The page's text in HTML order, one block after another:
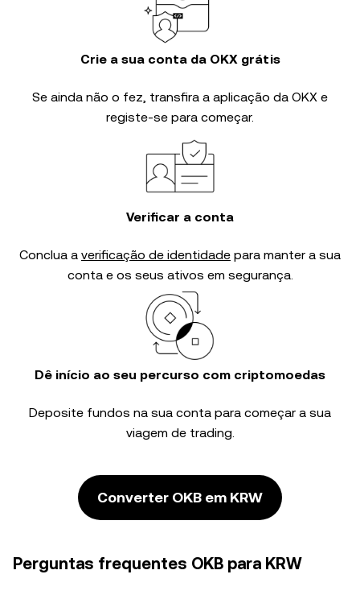
Crie a sua conta da OKX grátis
Se ainda não o fez, transfira a aplicação da OKX e
registe-se para começar.
Verificar a conta
Conclua a verificação de identidade para manter a sua
conta e os seus ativos em segurança.
Dê início ao seu percurso com criptomoedas
Deposite fundos na sua conta para começar a sua
viagem de trading.
Converter OKB em KRW
Perguntas frequentes OKB para KRW